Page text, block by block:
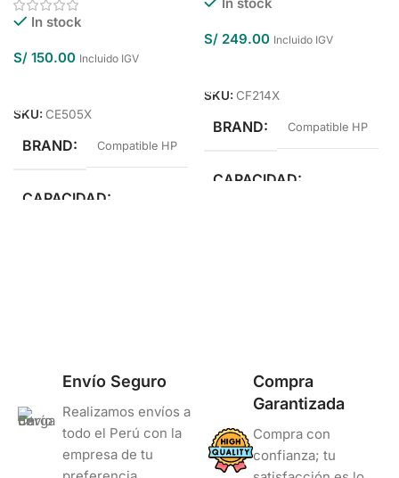
In stock
S/ 150.00 Incluido IGV
SKU: CE505X
BRAND Compatible HP
CAPACIDAD
S/ 249.00 Incluido IGV
SKU: CF214X
BRAND Compatible HP
CAPACIDAD
Envío Seguro
Realizamos envíos a
todo el Perú con la
empresa de tu
Compra
Garantizada
Compra con
confianza; tu